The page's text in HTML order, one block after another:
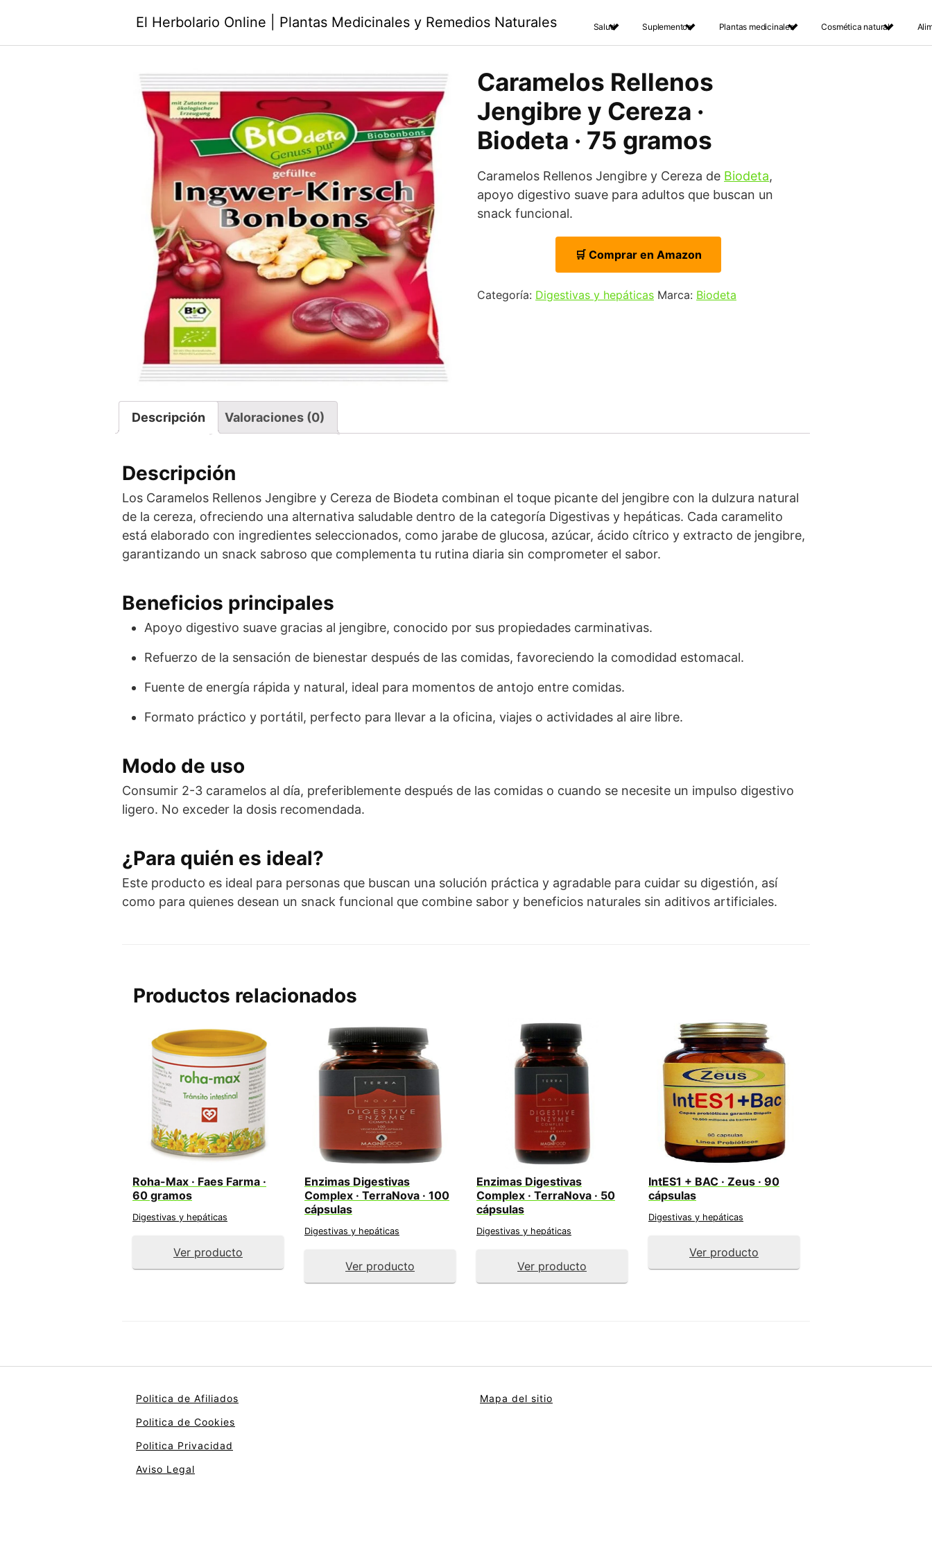
El Herbolario Online | Plantas Medicinales y Remedios Naturales Salud Suplementos Plantas medicinales Cosmética natural
Caramelos Rellenos
Jengibre y Cereza ·
Biodeta · 75 gramos
Caramelos Rellenos Jengibre y Cereza de Biodeta,
apoyo digestivo suave para adultos que buscan un
snack funcional.
🛒 Comprar en Amazon
Categoría: Digestivas y hepáticas Marca: Biodeta
Descripción Valoraciones (0)
Descripción
Los Caramelos Rellenos Jengibre y Cereza de Biodeta combinan el toque picante del jengibre con la dulzura natural
de la cereza, ofreciendo una alternativa saludable dentro de la categoría Digestivas y hepáticas. Cada caramelito
está elaborado con ingredientes seleccionados, como jarabe de glucosa, azúcar, ácido cítrico y extracto de jengibre,
garantizando un snack sabroso que complementa tu rutina diaria sin comprometer el sabor.
Beneficios principales
Apoyo digestivo suave gracias al jengibre, conocido por sus propiedades carminativas.
Refuerzo de la sensación de bienestar después de las comidas, favoreciendo la comodidad estomacal.
Fuente de energía rápida y natural, ideal para momentos de antojo entre comidas.
Formato práctico y portátil, perfecto para llevar a la oficina, viajes o actividades al aire libre.
Modo de uso
Consumir 2-3 caramelos al día, preferiblemente después de las comidas o cuando se necesite un impulso digestivo
ligero. No exceder la dosis recomendada.
¿Para quién es ideal?
Este producto es ideal para personas que buscan una solución práctica y agradable para cuidar su digestión, así
como para quienes desean un snack funcional que combine sabor y beneficios naturales sin aditivos artificiales.
Productos relacionados
Roha-Max · Faes Farma ·
60 gramos
Digestivas y hepáticas
Ver producto
Enzimas Digestivas
Complex · TerraNova · 100
cápsulas
Digestivas y hepáticas
Ver producto
Enzimas Digestivas
Complex · TerraNova · 50
cápsulas
Digestivas y hepáticas
Ver producto
IntES1 + BAC · Zeus · 90
cápsulas
Digestivas y hepáticas
Ver producto
Politica de Afiliados
Politica de Cookies
Politica Privacidad
Aviso Legal
Mapa del sitio